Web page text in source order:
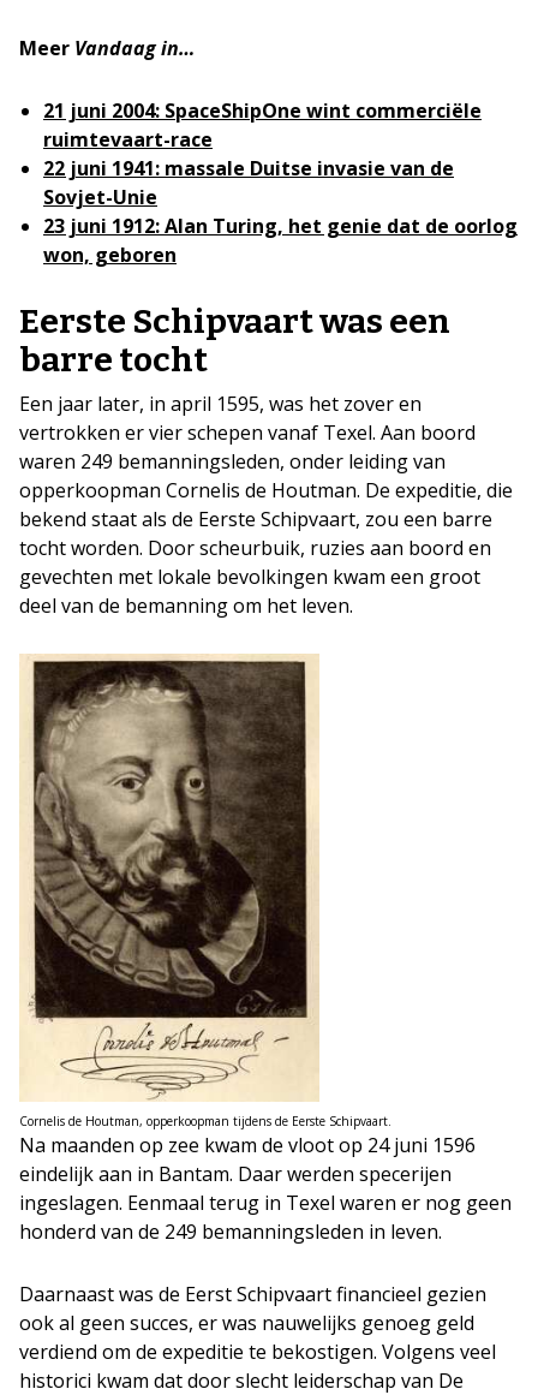
Meer Vandaag in…
21 juni 2004: SpaceShipOne wint commerciële
ruimtevaart-race
22 juni 1941: massale Duitse invasie van de
Sovjet-Unie
23 juni 1912: Alan Turing, het genie dat de oorlog
won, geboren
Eerste Schipvaart was een
barre tocht
Een jaar later, in april 1595, was het zover en
vertrokken er vier schepen vanaf Texel. Aan boord
waren 249 bemanningsleden, onder leiding van
opperkoopman Cornelis de Houtman. De expeditie, die
bekend staat als de Eerste Schipvaart, zou een barre
tocht worden. Door scheurbuik, ruzies aan boord en
gevechten met lokale bevolkingen kwam een groot
deel van de bemanning om het leven.
Cornelis de Houtman, opperkoopman tijdens de Eerste Schipvaart.
Na maanden op zee kwam de vloot op 24 juni 1596
eindelijk aan in Bantam. Daar werden specerijen
ingeslagen. Eenmaal terug in Texel waren er nog geen
honderd van de 249 bemanningsleden in leven.
Daarnaast was de Eerst Schipvaart financieel gezien
ook al geen succes, er was nauwelijks genoeg geld
verdiend om de expeditie te bekostigen. Volgens veel
historici kwam dat door slecht leiderschap van De